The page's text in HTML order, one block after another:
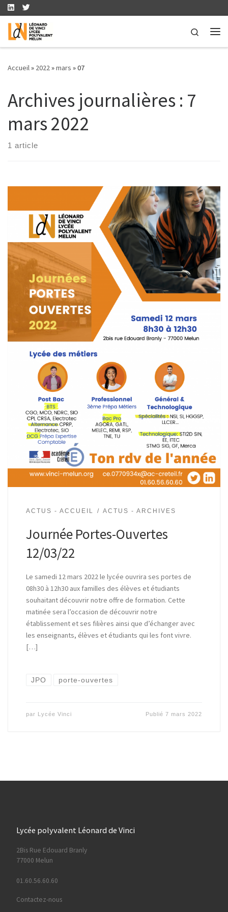
Skip to content
Search
Accueil» 2022»mars »07
Archives journalières : 7
mars 2022
1 article
ACTUS - ACCUEIL ACTUS - ARCHIVES
Journée Portes-Ouvertes
12/03/22
Le samedi 12 mars 2022 le lycée ouvrira ses portes de
08h30 à 12h30 aux familles des élèves et étudiants
souhaitant découvrir notre offre de formation. Cette
matinée sera l’occasion de découvrir notre
établissement et ses filières ainsi que d’échanger avec
les enseignants, élèves et étudiants qui les font vivre.
[…]
JPO porte-ouvertes
par Lycée Vinci Publié7 mars 2022
Lycée polyvalent Léonard de Vinci
2Bis Rue Edouard Branly
77000 Melun
01.60.56.60.60
Contactez-nous